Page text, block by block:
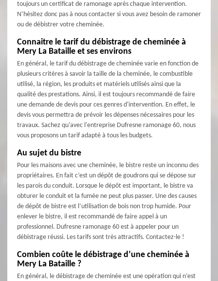
toujours un certificat de ramonage après chaque intervention.
N’hésitez donc pas à nous contacter si vous avez besoin de ramoner
ou de débistrer votre cheminée.
Connaitre le tarif du débistrage de cheminée à
Mery La Bataille et ses environs
En général, le tarif du débistrage de cheminée varie en fonction de
plusieurs critères à savoir la taille de la cheminée, le combustible
utilisé, la région, les produits et matériels utilisés ainsi que la
qualité des prestations. Ainsi, il est toujours recommandé de faire
une demande de devis pour ces genres d'intervention. En effet, le
devis vous permettra de prévoir les dépenses nécessaires pour les
travaux. Sachez qu'avec l'entreprise Dufresne ramonage 60, nous
vous proposons un tarif adapté à tous les budgets.
Au sujet du bistre
Pour les maisons avec une cheminée, le bistre reste un inconnu des
propriétaires. En fait c’est un dépôt de goudrons qui se dépose sur
les parois du conduit. Lorsque le dépôt est important, le bistre va
obturer le conduit et la fumée ne peut plus passer. Une des causes
de dépôt de bistre est l’utilisation de bois non trop humide. Pour
enlever le bistre, il est recommandé de faire appel à un
professionnel. Dufresne ramonage 60 est à appeler pour un
débistrage réussi. Les tarifs sont très attractifs. Contactez-le !
Combien coûte le débistrage d’une cheminée à
Mery La Bataille ?
En général, le débistrage de cheminée est une opération qui n’est